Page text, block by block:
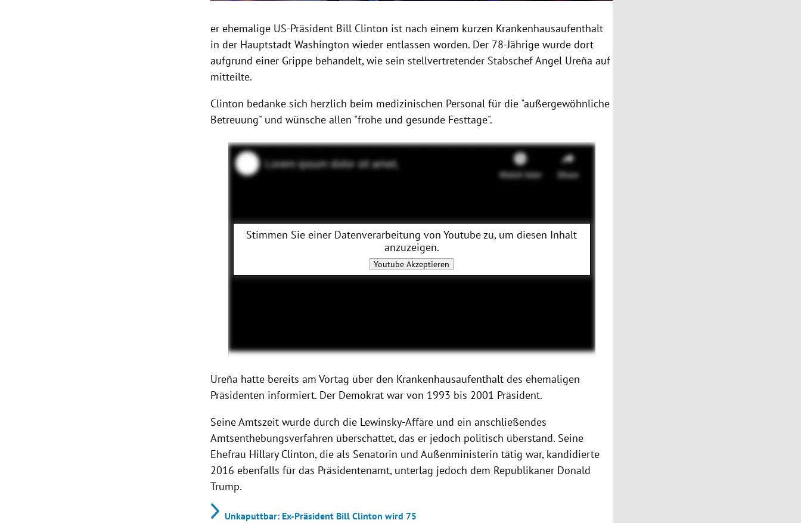
er ehemalige US-Präsident Bill Clinton ist nach einem kurzen Krankenhausaufenthalt
in der Hauptstadt Washington wieder entlassen worden. Der 78-Jährige wurde dort
aufgrund einer Grippe behandelt, wie sein stellvertretender Stabschef Angel Ureña auf
mitteilte.
Clinton bedanke sich herzlich beim medizinischen Personal für die "außergewöhnliche
Betreuung" und wünsche allen "frohe und gesunde Festtage".
Stimmen Sie einer Datenverarbeitung vonYoutubezu, um diesen Inhalt
anzuzeigen.
Youtube Akzeptieren
Ureña hatte bereits am Vortag über den Krankenhausaufenthalt des ehemaligen
Präsidenten informiert. Der Demokrat war von 1993 bis 2001 Präsident.
Seine Amtszeit wurde durch die Lewinsky-Affäre und ein anschließendes
Amtsenthebungsverfahren überschattet, das er jedoch politisch überstand. Seine
Ehefrau Hillary Clinton, die als Senatorin und Außenministerin tätig war, kandidierte
2016 ebenfalls für das Präsidentenamt, unterlag jedoch dem Republikaner Donald
Trump.
Unkaputtbar: Ex-Präsident Bill Clinton wird 75